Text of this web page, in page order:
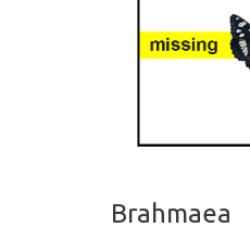
Brahmaea